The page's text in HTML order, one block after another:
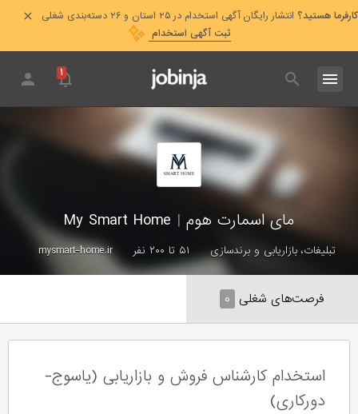
کارفرما هستید؟ انتشار رایگان آگهی استخدام در ۲۵ استان و ۲۶ دسته‌بندی شغلی
ثبت آگهی استخدام
۱
مای اسمارت هوم |
تبلیغات، بازاریابی و برندسازی ۵۱ تا ۲۰۰ نفر mysmart-home.ir
فرصت‌های شغلی ۰
استخدام کارشناس فروش و بازاریابی (یاسوج-
دورکاری)